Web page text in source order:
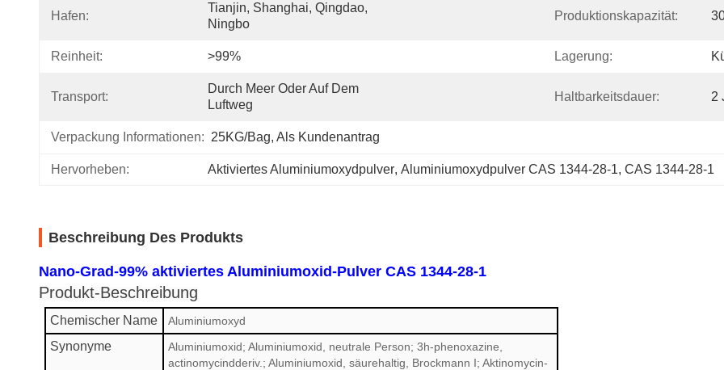
Hafen:
Tianjin, Shanghai, Qingdao,
Ningbo
Produktionskapazität:
Reinheit: >99% Lagerung:
Transport:
Durch Meer Oder Auf Dem
Luftweg
Haltbarkeitsdauer: 2
Verpackung Informationen: 25KG/bag, Als Kundenantrag
Hervorheben: Aktiviertes Aluminiumoxydpulver, Aluminiumoxydpulver CAS 1344-28-1, CAS 1344-28-1
Beschreibung Des Produkts
Nano-Grad-99% aktiviertes Aluminiumoxid-Pulver CAS 1344-28-1
Produkt-Beschreibung
Chemischer Name Aluminiumoxyd
Synonyme
Aluminiumoxid; Aluminiumoxid, neutrale Person; 3h-phenoxazine,
actinomycindderiv.; Aluminiumoxid, säurehaltig, Brockmann I; Aktinomycin-